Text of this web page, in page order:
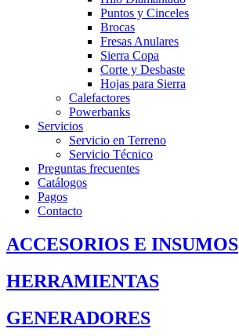
Puntos y Cinceles
Brocas
Fresas Anulares
Sierra Copa
Corte y Desbaste
Hojas para Sierra
Calefactores
Powerbanks
Servicios
Servicio en Terreno
Servicio Técnico
Preguntas frecuentes
Catálogos
Pagos
Contacto
ACCESORIOS E INSUMOS
HERRAMIENTAS
GENERADORES